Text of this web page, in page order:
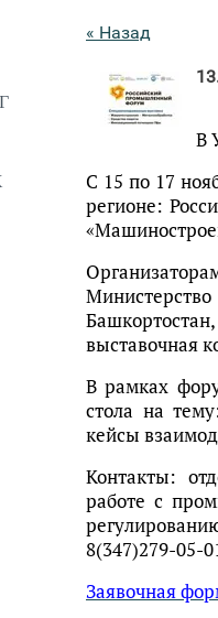
« Назад
В
С 15 по 17
регионе:
выставочная
В рамках
стола на
кейсы
Контакты:
работе с
8(347)279-05-
Заявочная